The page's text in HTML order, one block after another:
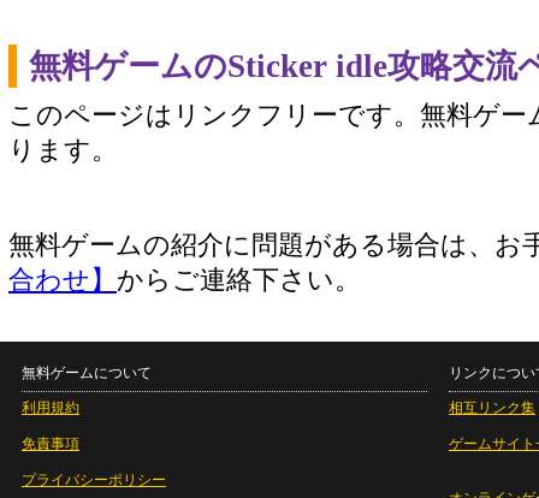
無料ゲームのSticker idle攻略交流
このページはリンクフリーです。無料ゲー
ります。
無料ゲームの紹介に問題がある場合は、お
合わせ】 からご連絡下さい。
無料ゲームについて
利用規約
免責事項
プライバシーポリシー
リンクについ
相互リンク集
ゲームサイト